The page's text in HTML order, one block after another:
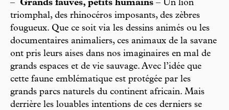
– Grands fauves, petits humains – Un lion
triomphal, des rhinocéros imposants, des zèbres
fougueux. Que ce soit via les dessins animés ou les
documentaires animaliers, ces animaux de la savane
ont pris leurs aises dans nos imaginaires en mal de
grands espaces et de vie sauvage. Avec l’idée que
cette faune emblématique est protégée par les
grands parcs naturels du continent africain. Mais
derrière les louables intentions de ces derniers se